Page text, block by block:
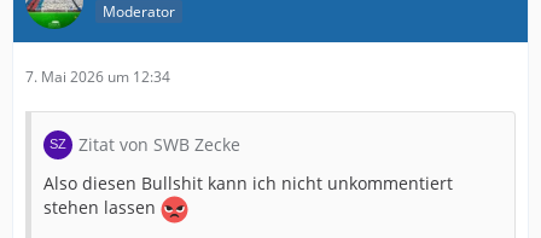
Moderator
7. Mai 2026 um 12:34
Zitat von SWB Zecke
Also diesen Bullshit kann ich nicht unkommentiert
stehen lassen